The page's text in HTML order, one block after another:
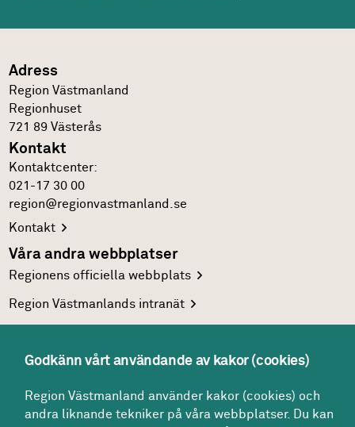
Adress
Region Västmanland
Regionhuset
721 89 Västerås
Kontakt
Kontakt­center:
021-17 30 00
region@regionvastmanland.se
Kontakt
Våra andra webbplatser
Regionens officiellawebbplats
Region Västmanlandsintranät
Facebook
Twitter
Godkänn vårt användande av kakor (cookies)
Region Västmanland använder kakor (cookies) och
andra liknande tekniker på våra webbplatser. Du kan